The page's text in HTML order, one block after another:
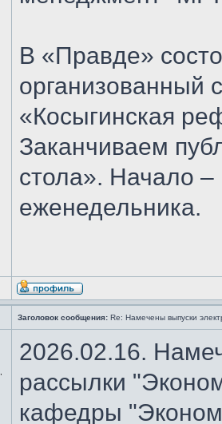
В «Правде»
организованный
«Косыгинская
Заканчиваем
стола». Начало
еженедельника.
Заголовок сообщения: Re: Намечены выпуски
2026.02.16.
рассылки
кафедры